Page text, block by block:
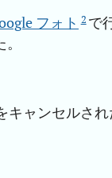
フォト 2 で
ャンセルさ